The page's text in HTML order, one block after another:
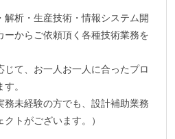
析・生産技術・情報システム開
ーからご依頼頂く各種技術業務を
て、お一人お一人に合ったプロ
。
務未経験の方でも、設計補助業務
トがございます。）